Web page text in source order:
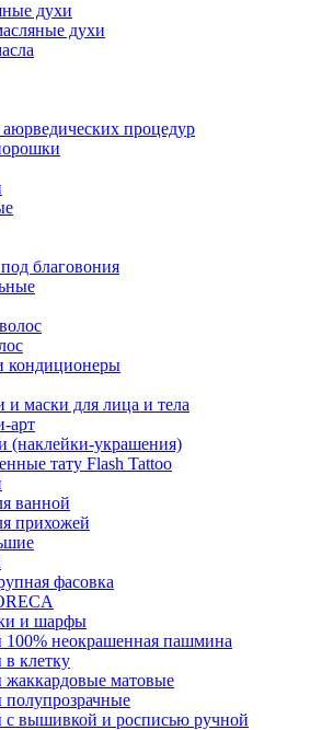
духи
духи
процедур
благовония
и маски для лица и тела
арт
(наклейки-украшения)
тату Flash Tattoo
ванной
прихожей
фасовка
и шарфы
неокрашенная пашмина
клетку
матовые
вышивкой и росписью ручной